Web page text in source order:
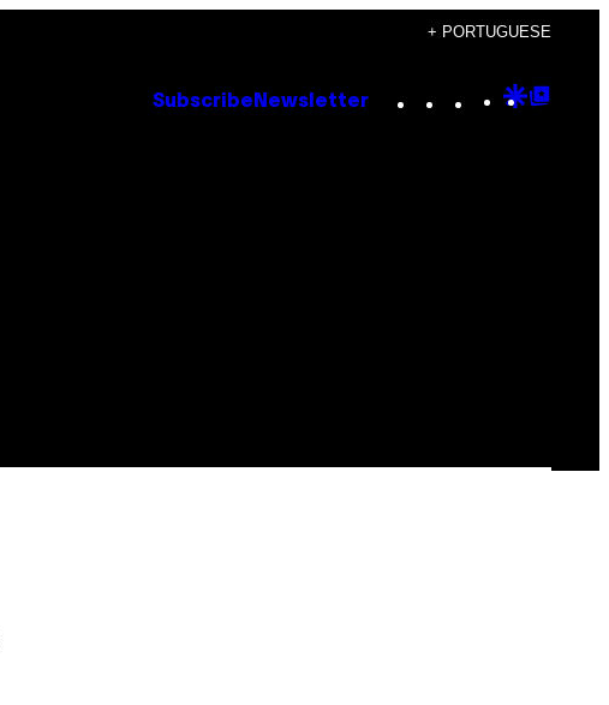
+ PORTUGUESE
Subscribe Newsletter Instagram
TikTok
YouTube
Google